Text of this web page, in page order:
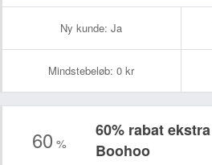
Ny kunde: Ja
Mindstebeløb: 0 kr
60 %
60% rabat
Boohoo